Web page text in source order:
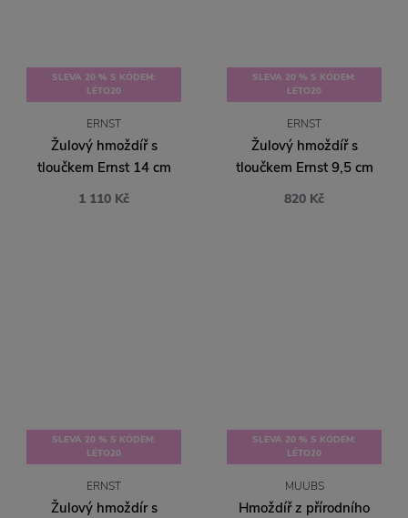
SLEVA 20 % S KÓDEM:
LÉTO20
ERNST
Žulový hmoždíř s
tloučkem Ernst 14 cm
1 110 Kč
SLEVA 20 % S KÓDEM:
LÉTO20
ERNST
Žulový hmoždíř s
tloučkem Ernst 9,5 cm
820 Kč
SLEVA 20 % S KÓDEM:
LÉTO20
ERNST
Žulový hmoždír s
SLEVA 20 % S KÓDEM:
LÉTO20
MUUBS
Hmoždíř z přírodního